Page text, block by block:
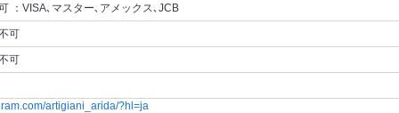
：VISA､マスター､アメックス､JCB
可
可
artigiani_arida/?hl=ja